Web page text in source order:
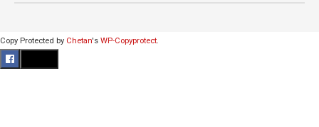
Copy Protected by Chetan's WP-Copyprotect.